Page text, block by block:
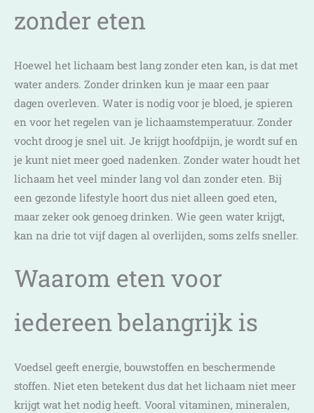
zonder eten
Hoewel het lichaam best lang zonder eten kan, is dat met
water anders. Zonder drinken kun je maar een paar
dagen overleven. Water is nodig voor je bloed, je spieren
en voor het regelen van je lichaamstemperatuur. Zonder
vocht droog je snel uit. Je krijgt hoofdpijn, je wordt suf en
je kunt niet meer goed nadenken. Zonder water houdt het
lichaam het veel minder lang vol dan zonder eten. Bij
een gezonde lifestyle hoort dus niet alleen goed eten,
maar zeker ook genoeg drinken. Wie geen water krijgt,
kan na drie tot vijf dagen al overlijden, soms zelfs sneller.
Waarom eten voor
iedereen belangrijk is
Voedsel geeft energie, bouwstoffen en beschermende
stoffen. Niet eten betekent dus dat het lichaam niet meer
krijgt wat het nodig heeft. Vooral vitaminen, mineralen,